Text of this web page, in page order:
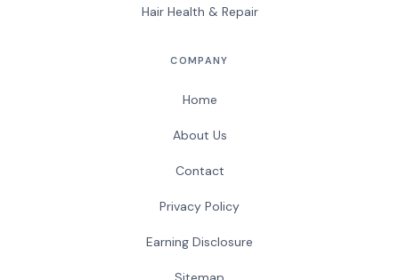
Hair Health & Repair
COMPANY
Home
About Us
Contact
Privacy Policy
Earning Disclosure